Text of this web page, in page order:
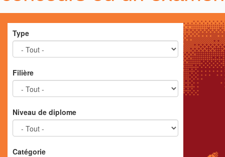
Type
Filière
Niveau de diplome
Catégorie